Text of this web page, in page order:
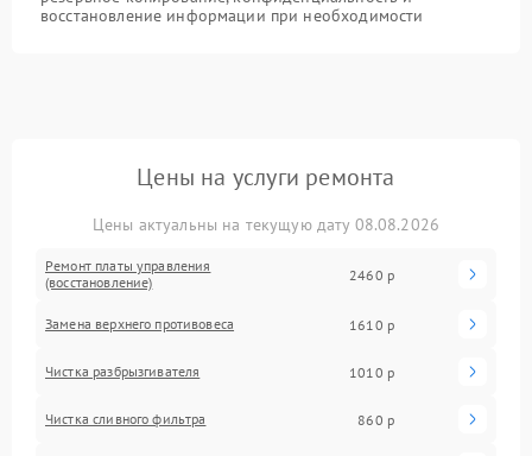
восстановление информации при необходимости
Цены на услуги ремонта
Цены актуальны на текущую дату 08.08.2026
Ремонт платы управления
(восстановление)
2460 р
Замена верхнего противовеса 1610 р
Чистка разбрызгивателя 1010 р
Чистка сливного фильтра 860 р